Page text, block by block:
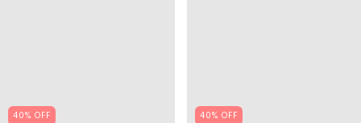
40% OFF 40% OFF